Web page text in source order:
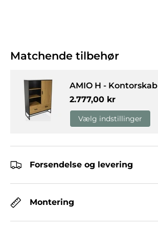
Matchende tilbehør
AMIO H - Kontorskab
Normalpris
2.777,00 kr
Vælg indstillinger
Forsendelse og levering
Montering